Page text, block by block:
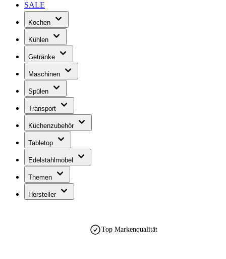
SALE
Kochen
Kühlen
Getränke
Maschinen
Spülen
Transport
Küchenzubehör
Tabletop
Edelstahlmöbel
Themen
Hersteller
Top Markenqualität